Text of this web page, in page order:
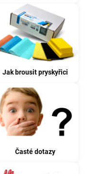
Jak brousit pryskyřici
Časté dotazy